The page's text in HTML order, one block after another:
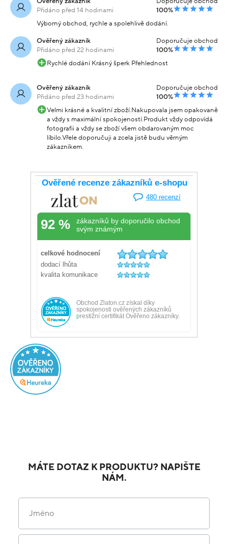
Přidáno před 14 hodinami
100%
Výborný obchod, rychle a spolehlivě dodání.
Ověřený zákazník
Přidáno před 22 hodinami
Doporučuje obchod
100%
Rychlé dodání Krásný šperk Přehlednost
Ověřený zákazník
Přidáno před 23 hodinami
Doporučuje obchod
100%
Velmi krásné a kvalitní zboží.Nakupovala jsem opakovaně
a vždy s maximální spokojeností.Produkt vždy odpovídá
fotografii a vždy se zboží všem obdarovaným moc
líbilo.Vřele doporučuji a zcela jistě budu věrným
zákazníkem.
MÁTE DOTAZ K PRODUKTU? NAPIŠTE
NÁM.
Jméno